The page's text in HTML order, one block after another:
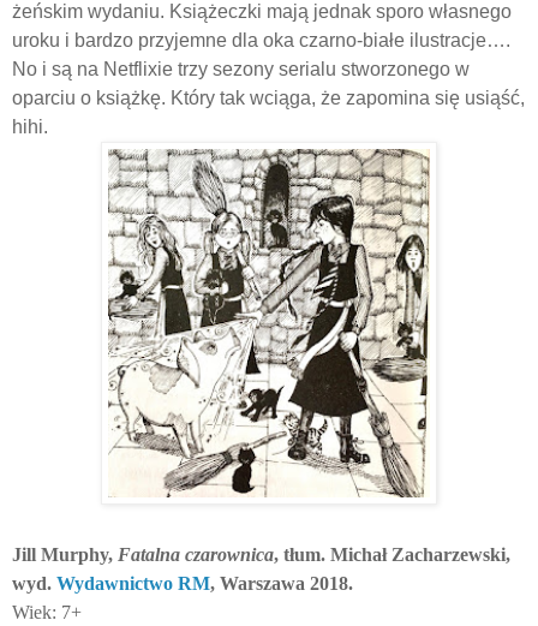
żeńskim wydaniu. Książeczki mają jednak sporo własnego
uroku i bardzo przyjemne dla oka czarno-białe ilustracje….
No i są na Netflixie trzy sezony serialu stworzonego w
oparciu o książkę. Który tak wciąga, że zapomina się usiąść,
hihi.
Jill Murphy, Fatalna czarownica, tłum. Michał Zacharzewski,
wyd. Wydawnictwo RM, Warszawa 2018.
Wiek: 7+